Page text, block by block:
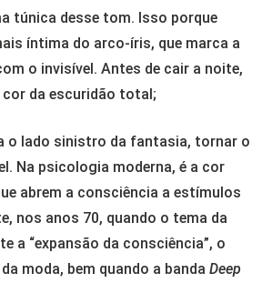
túnica desse tom. Isso porque
íntima do arco-íris, que marca a
o invisível. Antes de cair a noite,
cor da escuridão total;
o lado sinistro da fantasia, tornar o
Na psicologia moderna, é a cor
abrem a consciência a estímulos
nos anos 70, quando o tema da
a “expansão da consciência”, o
moda, bem quando a banda Deep